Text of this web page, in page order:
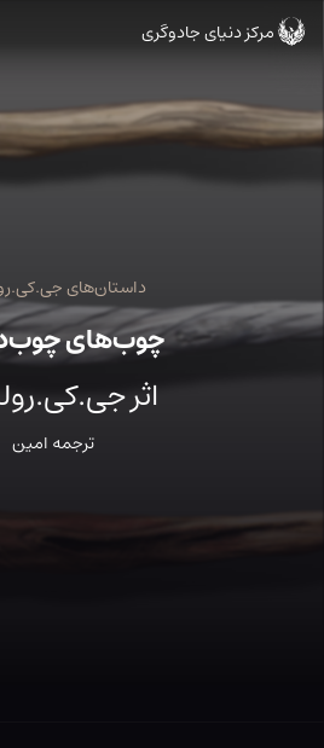
مرکز دنیای جادوگری
داستان‌های
چوب‌های
اثر
ترجمه امین